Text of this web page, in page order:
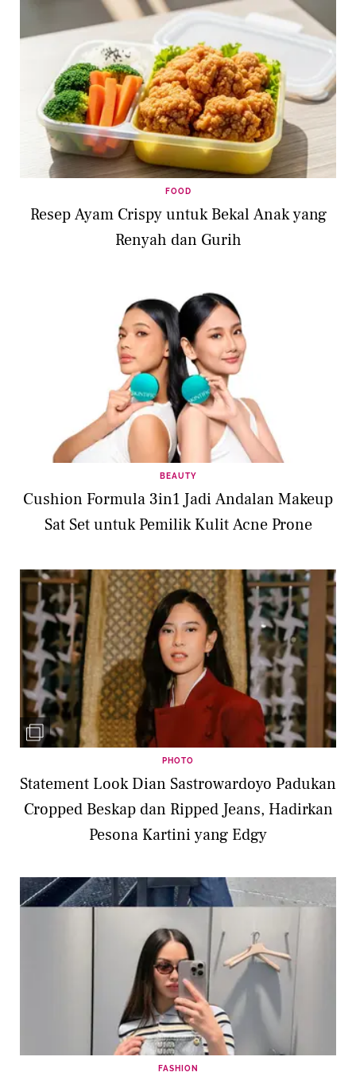
FOOD
Resep Ayam Crispy untuk Bekal Anak yang
Renyah dan Gurih
BEAUTY
Cushion Formula 3in1 Jadi Andalan Makeup
Sat Set untuk Pemilik Kulit Acne Prone
PHOTO
Statement Look Dian Sastrowardoyo Padukan
Cropped Beskap dan Ripped Jeans, Hadirkan
Pesona Kartini yang Edgy
FASHION